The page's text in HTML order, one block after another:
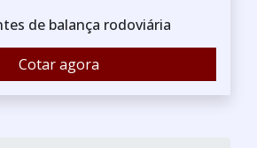
de balança rodoviária
Cotar agora